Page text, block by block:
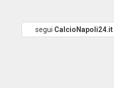
segui CalcioNapoli24.it